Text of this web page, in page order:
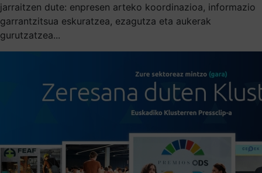
jarraitzen dute: enpresen arteko koordinazioa, informazio
garrantzitsua eskuratzea, ezagutza eta aukerak
gurutzatzea...